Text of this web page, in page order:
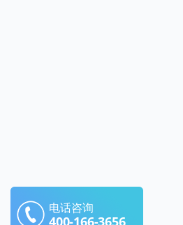
电话咨询
400-166-3656